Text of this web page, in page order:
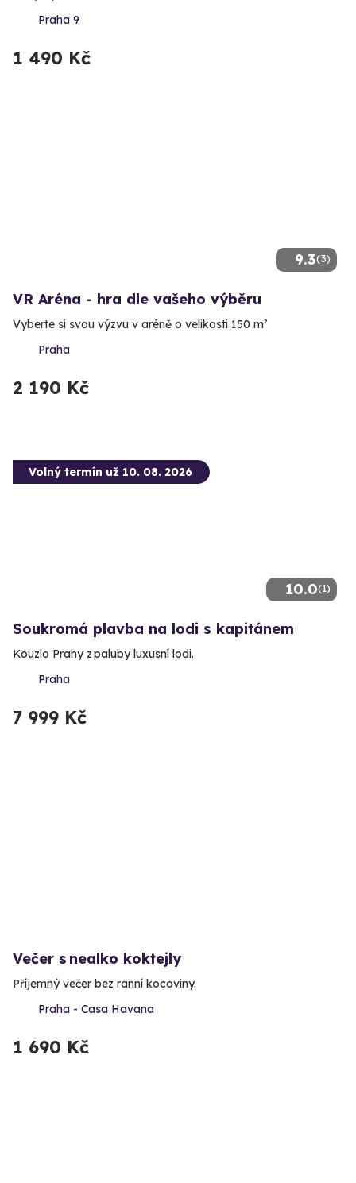
Praha 9
1 490 Kč
9.3(3)
VR Aréna - hra dle vašeho výběru
Vyberte si svou výzvu v aréně o velikosti 150 m²
Praha
2 190 Kč
10.0(1)
Volný termín už 10. 08. 2026
Soukromá plavba na lodi s kapitánem
Kouzlo Prahy z paluby luxusní lodi.
Praha
7 999 Kč
Večer s nealko koktejly
Příjemný večer bez ranní kocoviny.
Praha - Casa Havana
1 690 Kč